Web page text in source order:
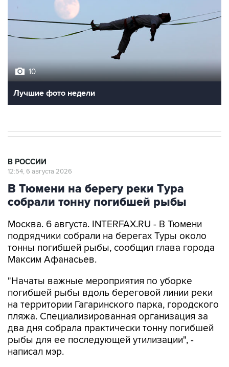
10
Лучшие фото недели
В РОССИИ
12:54, 6 августа 2026
В Тюмени на берегу реки Тура
собрали тонну погибшей рыбы
Москва. 6 августа. INTERFAX.RU - В Тюмени
подрядчики собрали на берегах Туры около
тонны погибшей рыбы, сообщил глава города
Максим Афанасьев.
"Начаты важные мероприятия по уборке
погибшей рыбы вдоль береговой линии реки
на территории Гагаринского парка, городского
пляжа. Специализированная организация за
два дня собрала практически тонну погибшей
рыбы для ее последующей утилизации", -
написал мэр.